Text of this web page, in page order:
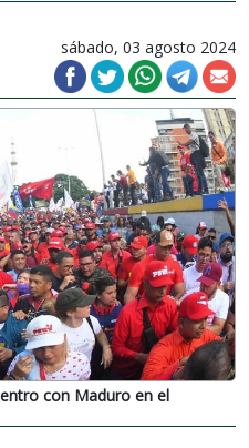
sábado, 03 agosto 2024
con Maduro en el